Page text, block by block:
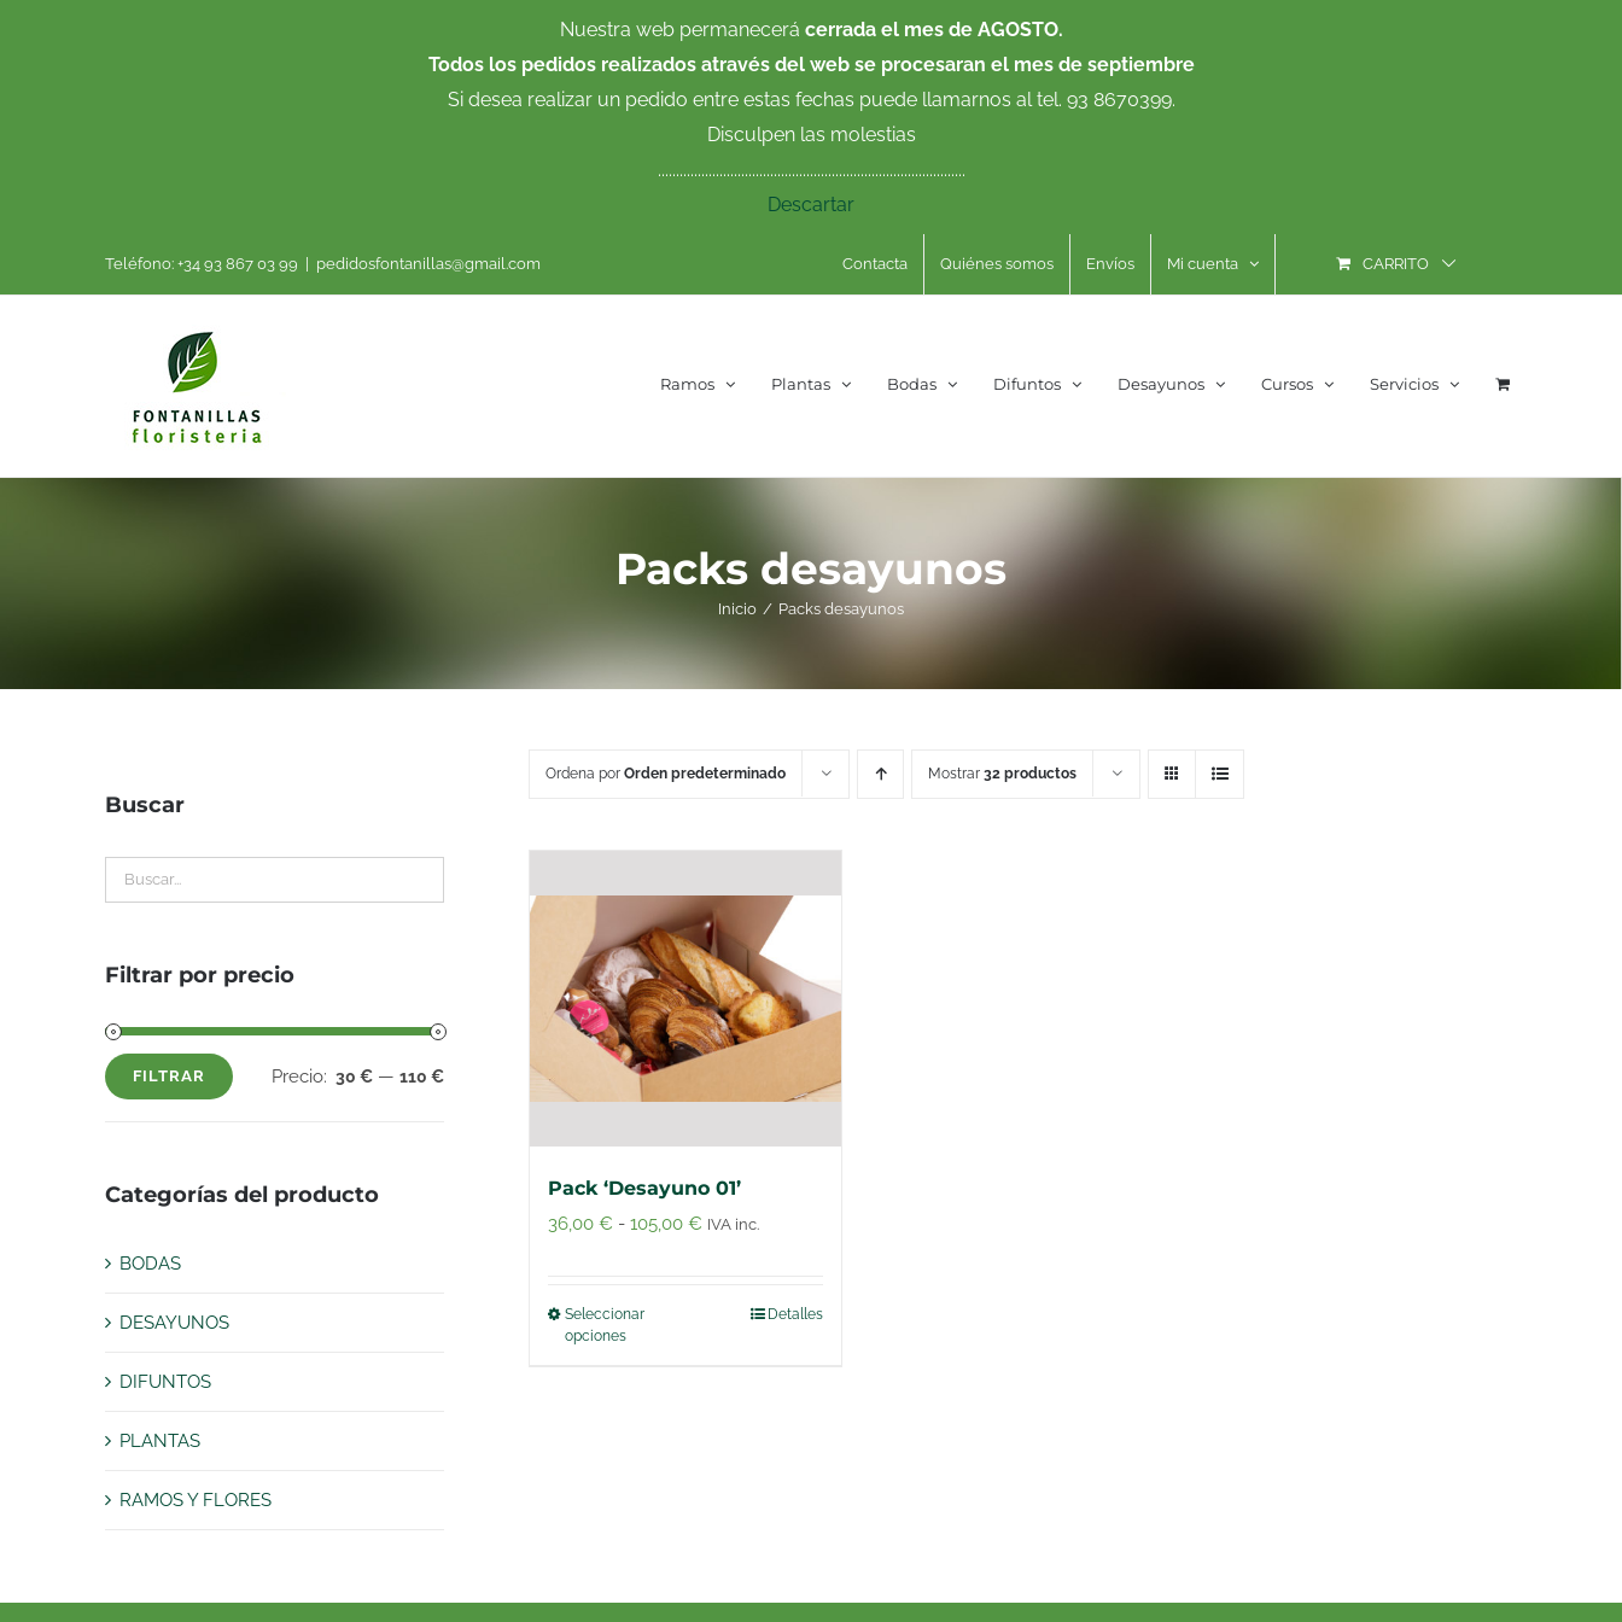
Nuestra web permanecerá cerrada el mes de AGOSTO.
Todos los pedidos realizados através del web se procesaran el mes de septiembre
Si desea realizar un pedido entre estas fechas puede llamarnos al tel. 93 8670399.
Disculpen las molestias
.....................................................................................
Descartar
Teléfono: +34 93 867 03 99 pedidosfontanillas@gmail.com Contacta Quiénes somos Envíos Mi cuenta CARRITO
Ramos Plantas Bodas Difuntos Desayunos Cursos Servicios
Packs desayunos
Inicio Packs desayunos
Ordena por Orden predeterminado Mostrar 32 productos
Pack ‘Desayuno 01’
36,00 € - 105,00 € Rango
desde
IVA inc.
Seleccionar
opciones
Detalles
Buscar
Filtrar por precio
Precio
Precio
FILTRAR Precio: 30 €— 110 €
Categorías del producto
BODAS
DESAYUNOS
DIFUNTOS
PLANTAS
RAMOS Y FLORES